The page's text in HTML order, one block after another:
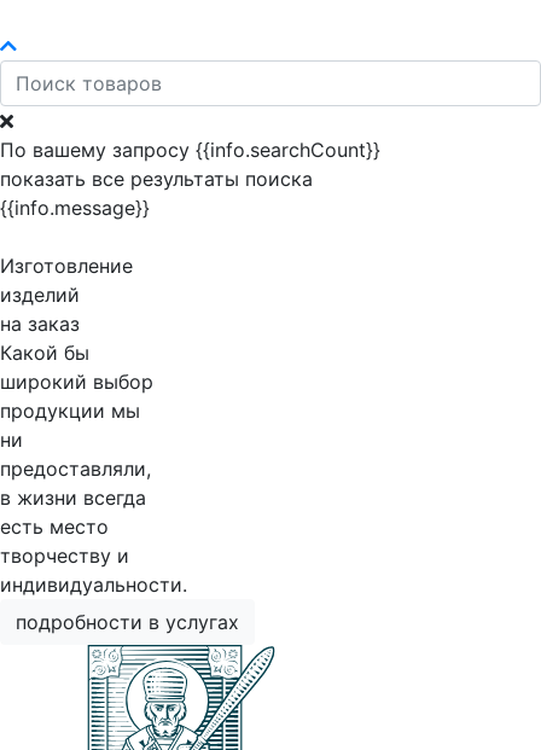
По вашему запросу {{info.searchCount}}
показать все результаты поиска
{{info.message}}
Изготовление
изделий
на заказ
Какой бы
широкий выбор
продукции мы
ни
предоставляли,
в жизни всегда
есть место
творчеству и
индивидуальности.
подробности в услугах